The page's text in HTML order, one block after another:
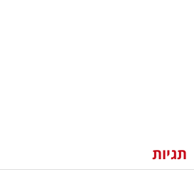
וצרכנות
תגיות